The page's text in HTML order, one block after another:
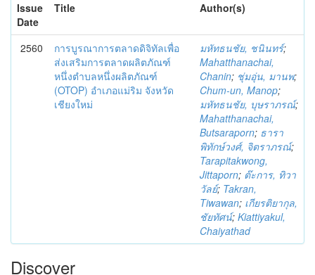
Issue
Date
Title Author(s)
2560
การบูรณาการตลาดดิจิทัลเพื่อ
ส่งเสริมการตลาดผลิตภัณฑ์
หนึ่งตำบลหนึ่งผลิตภัณฑ์
(OTOP) อำเภอแม่ริม จังหวัด
เชียงใหม่
มหัทธนชัย, ชนินทร์;
Mahatthanachai,
Chanin; ชุ่มอุ่น, มานพ;
Chum-un, Manop;
มหัทธนชัย, บุษราภรณ์;
Mahatthanachai,
Butsaraporn; ธารา
พิทักษ์วงศ์, จิตราภรณ์;
Tarapitakwong,
Jittaporn; ต๊ะการ, ทิวา
วัลย์; Takran,
Tiwawan; เกียรติยากุล,
ชัยทัศน์; Kiattiyakul,
Chaiyathad
Discover